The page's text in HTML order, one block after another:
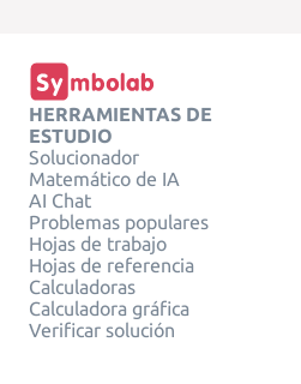
HERRAMIENTAS DE
ESTUDIO
Solucionador
Matemático de IA
AI Chat
Problemas populares
Hojas de trabajo
Hojas de referencia
Calculadoras
Calculadora gráfica
Verificar solución